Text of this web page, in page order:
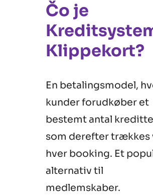
Čo je
Klippekort?
En betalingsmodel,
kunder forudkøber et
bestemt antal
som derefter trækkes
hver booking. Et
alternativ til
medlemskaber.